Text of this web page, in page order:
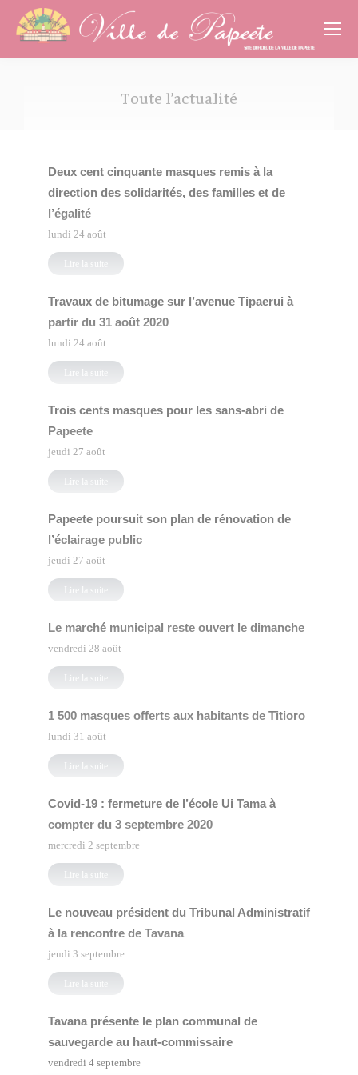
Toute l’actualité
Deux cent cinquante masques remis à la
direction des solidarités, des familles et de
l’égalité
lundi 24 août
Lire la suite
Travaux de bitumage sur l’avenue Tipaerui à
partir du 31 août 2020
lundi 24 août
Lire la suite
Trois cents masques pour les sans-abri de
Papeete
jeudi 27 août
Lire la suite
Papeete poursuit son plan de rénovation de
l’éclairage public
jeudi 27 août
Lire la suite
Le marché municipal reste ouvert le dimanche
vendredi 28 août
Lire la suite
1 500 masques offerts aux habitants de Titioro
lundi 31 août
Lire la suite
Covid-19 : fermeture de l’école Ui Tama à
compter du 3 septembre 2020
mercredi 2 septembre
Lire la suite
Le nouveau président du Tribunal Administratif
à la rencontre de Tavana
jeudi 3 septembre
Lire la suite
Tavana présente le plan communal de
sauvegarde au haut-commissaire
vendredi 4 septembre
Cookies management panel